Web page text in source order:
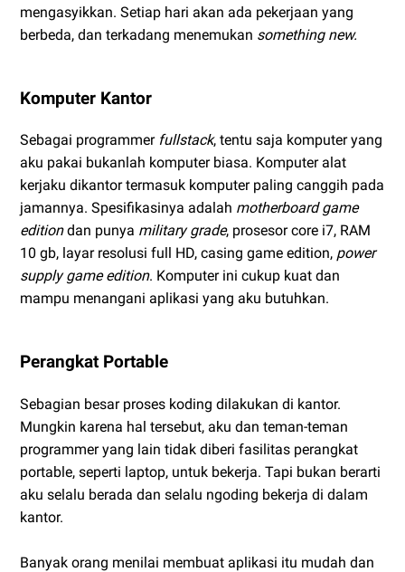
mengasyikkan. Setiap hari akan ada pekerjaan yang
berbeda, dan terkadang menemukan something new.
Komputer Kantor
Sebagai programmerfullstack, tentu saja komputer yang
aku pakai bukanlah komputer biasa. Komputer alat
kerjaku dikantor termasuk komputer paling canggih pada
jamannya. Spesifikasinya adalah motherboard game
editiondan punya military grade, prosesor core i7, RAM
10 gb, layar resolusi full HD, casing game edition, power
supply game edition. Komputer ini cukup kuat dan
mampu menangani aplikasi yang aku butuhkan.
Perangkat Portable
Sebagian besar proses koding dilakukan di kantor.
Mungkin karena hal tersebut, aku dan teman-teman
programmer yang lain tidak diberi fasilitas perangkat
portable, seperti laptop, untuk bekerja. Tapi bukan berarti
aku selalu berada dan selalu ngoding bekerja di dalam
kantor.
Banyak orang menilai membuat aplikasi itu mudah dan